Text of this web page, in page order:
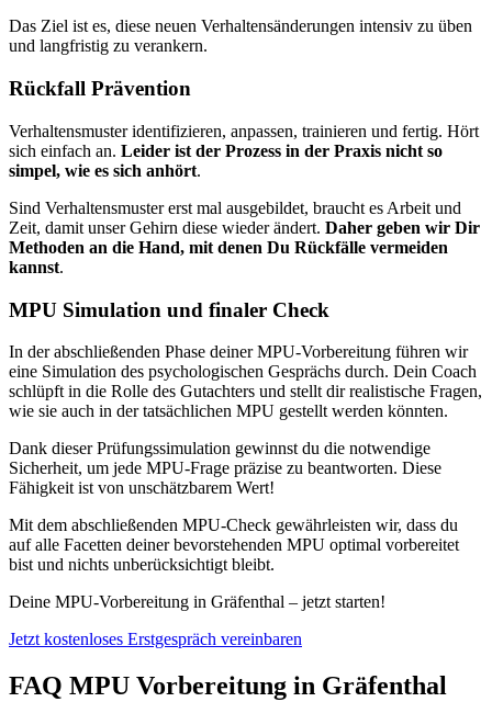
Das Ziel ist es, diese neuen Verhaltensänderungen intensiv zu üben
und langfristig zu verankern.
Rückfall Prävention
Verhaltensmuster identifizieren, anpassen, trainieren und fertig. Hört
sich einfach an. Leider ist der Prozess in der Praxis nicht so
simpel, wie es sich anhört.
Sind Verhaltensmuster erst mal ausgebildet, braucht es Arbeit und
Zeit, damit unser Gehirn diese wieder ändert. Daher geben wir Dir
Methoden an die Hand, mit denen Du Rückfälle vermeiden
kannst.
MPU Simulation und finaler Check
In der abschließenden Phase deiner MPU-Vorbereitung führen wir
eine Simulation des psychologischen Gesprächs durch. Dein Coach
schlüpft in die Rolle des Gutachters und stellt dir realistische Fragen,
wie sie auch in der tatsächlichen MPU gestellt werden könnten.
Dank dieser Prüfungssimulation gewinnst du die notwendige
Sicherheit, um jede MPU-Frage präzise zu beantworten. Diese
Fähigkeit ist von unschätzbarem Wert!
Mit dem abschließenden MPU-Check gewährleisten wir, dass du
auf alle Facetten deiner bevorstehenden MPU optimal vorbereitet
bist und nichts unberücksichtigt bleibt.
Deine MPU-Vorbereitung in Gräfenthal – jetzt starten!
Jetzt kostenloses Erstgespräch vereinbaren
FAQ MPU Vorbereitung in Gräfenthal